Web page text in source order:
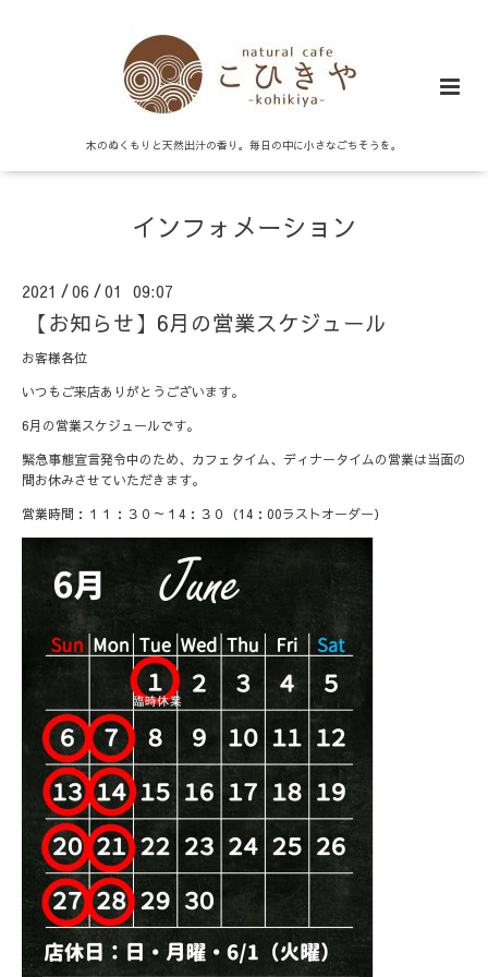
木のぬくもりと天然出汁の香り。毎日の中に小さなごちそうを。
インフォメーション
2021 /06 /01 09:07
【お知らせ】6月の営業スケジュール
お客様各位
いつもご来店ありがとうございます。
6月の営業スケジュールです。
緊急事態宣言発令中のため、カフェタイム、ディナータイムの営業は当面の
間お休みさせていただきます。
営業時間：１１：３０～１4：３０（14：00ラストオーダー）